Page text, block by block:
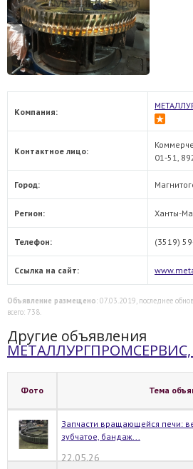
Компания:
Контактное лицо:
01-51,
Город:
Регион: Ханты-
Телефон: (3519)
Ссылка на сайт:
Объявление размещено: 07.03.2019, последнее
всего: 738.
Другие объявления
Фото Тема
Запчасти вращающейся печи:
зубчатое, бандаж...
22.05.26